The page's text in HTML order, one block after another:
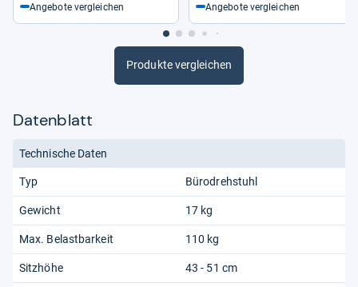
Angebote vergleichen Angebote vergleichen
Produkte vergleichen
Datenblatt
Technische Daten
Typ Bürodrehstuhl
Gewicht 17 kg
Max. Belastbarkeit 110 kg
Sitzhöhe 43 - 51 cm